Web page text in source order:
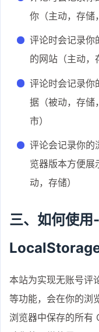
你（主动，存储
评论时会记录你
的网站（主动，
评论时会记录你
据（被动，存储
市）
评论会记录你的
览器版本方便展
动，存储）
三、如何使
本站为实现无账号评
等功能，会在你的浏
浏览器中保存的所